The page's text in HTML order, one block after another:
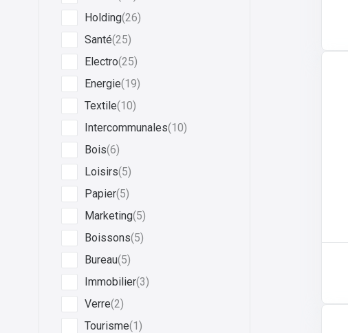
Holding(26)
Santé(25)
Electro(25)
Energie(19)
Textile(10)
Intercommunales(10)
Bois(6)
Loisirs(5)
Papier(5)
Marketing(5)
Boissons(5)
Bureau(5)
Immobilier(3)
Verre(2)
Tourisme(1)